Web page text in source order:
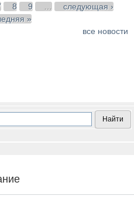
8 9 …
следующая ›
»
все новости